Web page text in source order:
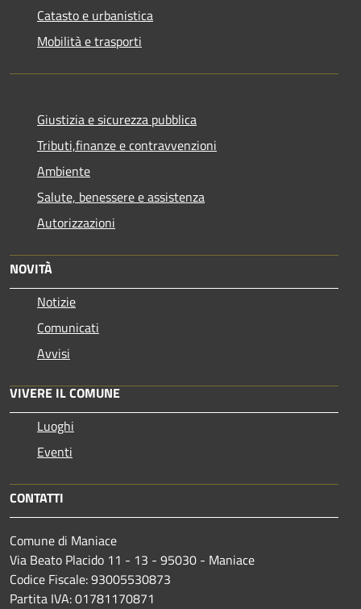
Catasto e urbanistica
Mobilità e trasporti
Giustizia e sicurezza pubblica
Tributi,finanze e contravvenzioni
Ambiente
Salute, benessere e assistenza
Autorizzazioni
NOVITÀ
Notizie
Comunicati
Avvisi
VIVERE IL COMUNE
Luoghi
Eventi
CONTATTI
Comune di Maniace
Via Beato Placido 11 - 13 - 95030 - Maniace
Codice Fiscale: 93005530873
Partita IVA: 01781170871